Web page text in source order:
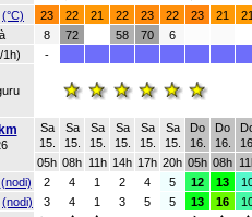
(°C) 23 22 21 22 23 22 23 21
8 72 58 70
6
1h)
-
Sa
15.
Sa
15.
Sa
15.
Sa
15.
Sa
15.
Sa
15.
Do
16.
Do
16.
05h 08h 11h 14h 17h 20h 05h 08h
(nodi) 2 4 1 2 4 5 12 13
(nodi) 3 4 1 3 5 5 13 16